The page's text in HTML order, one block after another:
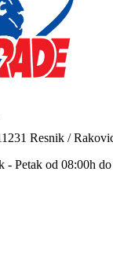
Resnik /
- Petak od 08:00h